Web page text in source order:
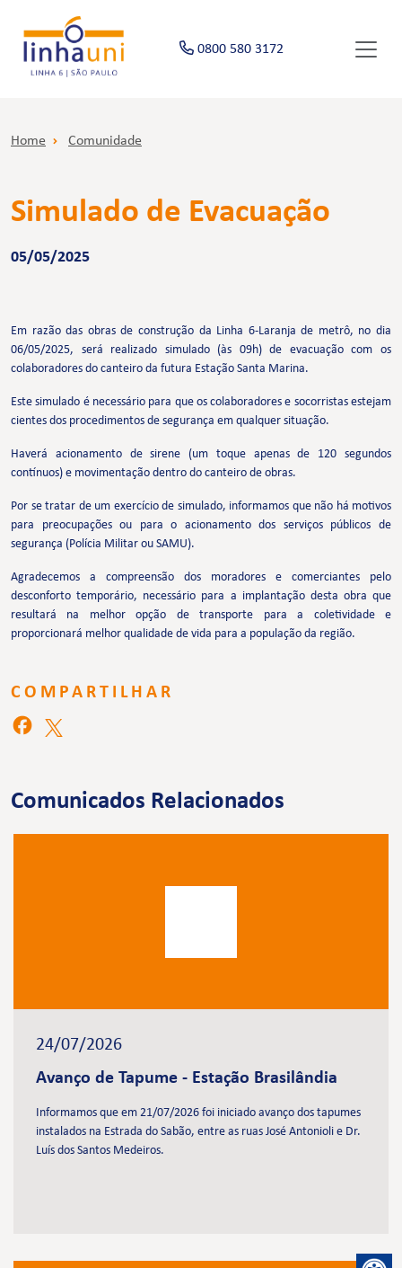
0800 580 3172
Home Comunidade
Simulado de Evacuação
05/05/2025
Em razão das obras de construção da Linha 6-Laranja de metrô, no dia
06/05/2025, será realizado simulado (às 09h) de evacuação com os
colaboradores do canteiro da futura Estação Santa Marina.
Este simulado é necessário para que os colaboradores e socorristas estejam
cientes dos procedimentos de segurança em qualquer situação.
Haverá acionamento de sirene (um toque apenas de 120 segundos
contínuos) e movimentação dentro do canteiro de obras.
Por se tratar de um exercício de simulado, informamos que não há motivos
para preocupações ou para o acionamento dos serviços públicos de
segurança (Polícia Militar ou SAMU).
Agradecemos a compreensão dos moradores e comerciantes pelo
desconforto temporário, necessário para a implantação desta obra que
resultará na melhor opção de transporte para a coletividade e
proporcionará melhor qualidade de vida para a população da região.
COMPARTILHAR
Comunicados Relacionados
24/07/2026
Avanço de Tapume - Estação Brasilândia
Informamos que em 21/07/2026 foi iniciado avanço dos tapumes
instalados na Estrada do Sabão, entre as ruas José Antonioli e Dr.
Luís dos Santos Medeiros.